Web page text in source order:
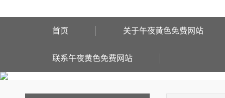
首页 关于午夜黄色免费网站
联系午夜黄色免费网站